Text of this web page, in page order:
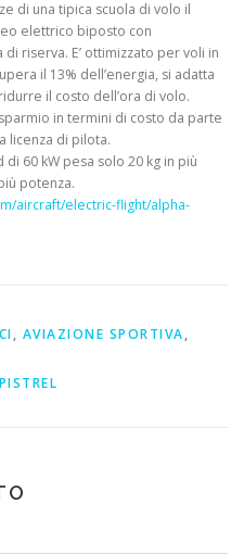
di una tipica scuola di volo il
elettrico biposto con
di riserva. E’ ottimizzato per voli in
il 13% dell’energia, si adatta
il costo dell’ora di volo.
in termini di costo da parte
licenza di pilota.
60 kW pesa solo 20 kg in più
potenza.
aircraft/electric-flight/alpha-
, AVIAZIONE SPORTIVA,